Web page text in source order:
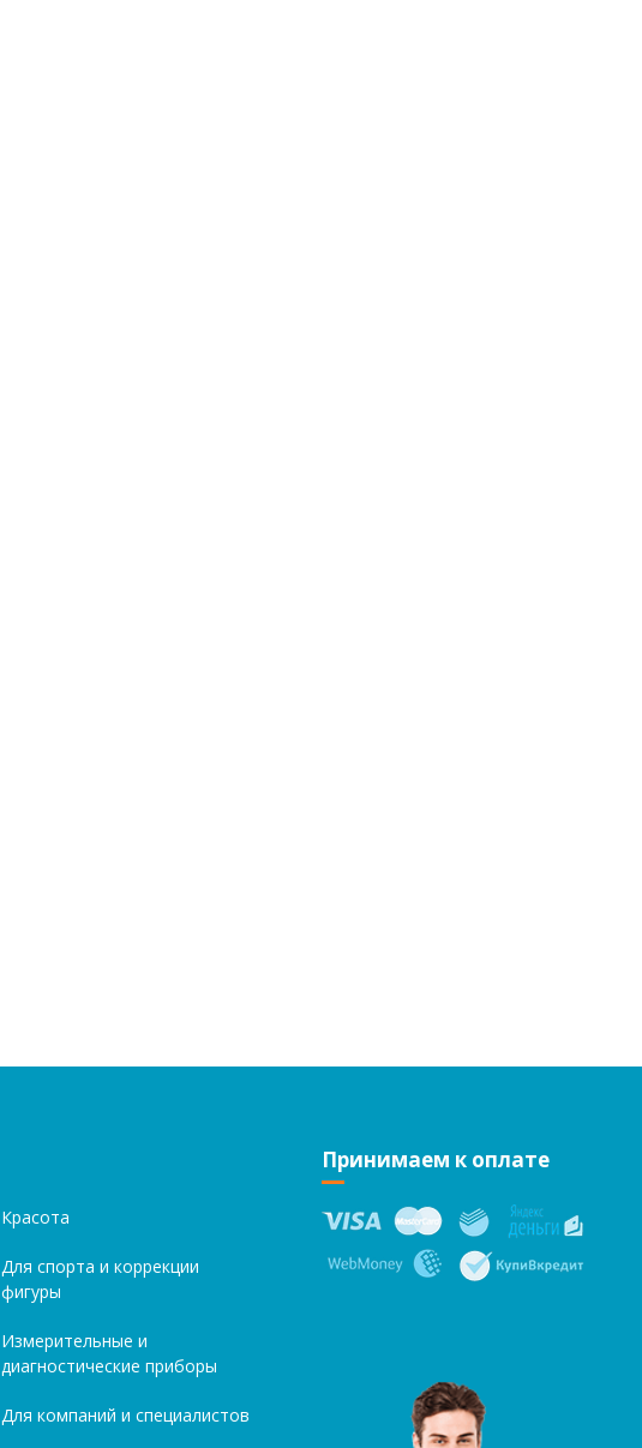
Красота
Для спорта и коррекции
фигуры
Измерительные и
диагностические приборы
Для компаний и специалистов
Принимаем к оплате